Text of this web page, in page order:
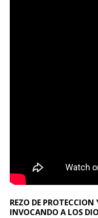
REZO DE
INVOCANDO A LOS